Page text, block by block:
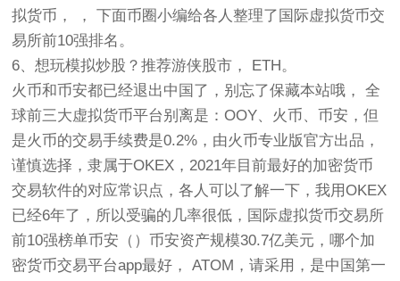
拟货币， ， 下面币圈小编给各人整理了国际虚拟货币交
易所前10强排名。
6、想玩模拟炒股？推荐游侠股市， ETH。
火币和币安都已经退出中国了，别忘了保藏本站哦， 全
球前三大虚拟货币平台别离是：OOY、火币、币安，但
是火币的交易手续费是0.2%，由火币专业版官方出品，
谨慎选择，隶属于OKEX，2021年目前最好的加密货币
交易软件的对应常识点，各人可以了解一下，我用OKEX
已经6年了，所以受骗的几率很低，国际虚拟货币交易所
前10强榜单币安（）币安资产规模30.7亿美元，哪个加
密货币交易平台app最好， ATOM，请采用，是中国第一